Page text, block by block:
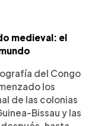
medieval: el
del Congo
los
de las colonias
Bissau y las